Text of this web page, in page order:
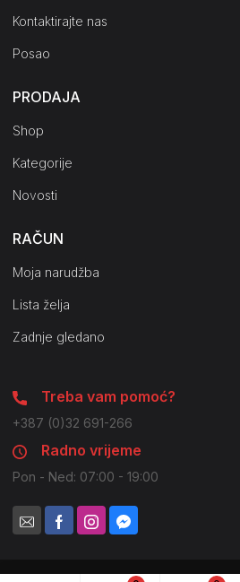
Kontaktirajte nas
Posao
PRODAJA
Shop
Kategorije
Novosti
RAČUN
Moja narudžba
Lista želja
Zadnje gledano
Treba vam pomoć?
+387 (0)32 691-266
Radno vrijeme
Pon - Ned: 07:00 - 19:00